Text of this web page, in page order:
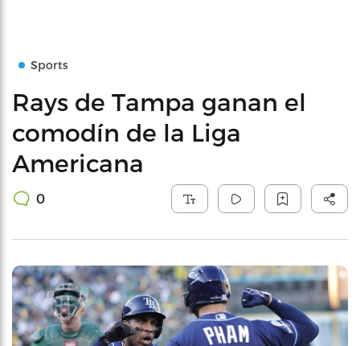
Sports
Rays de Tampa ganan el
comodín de la Liga
Americana
0